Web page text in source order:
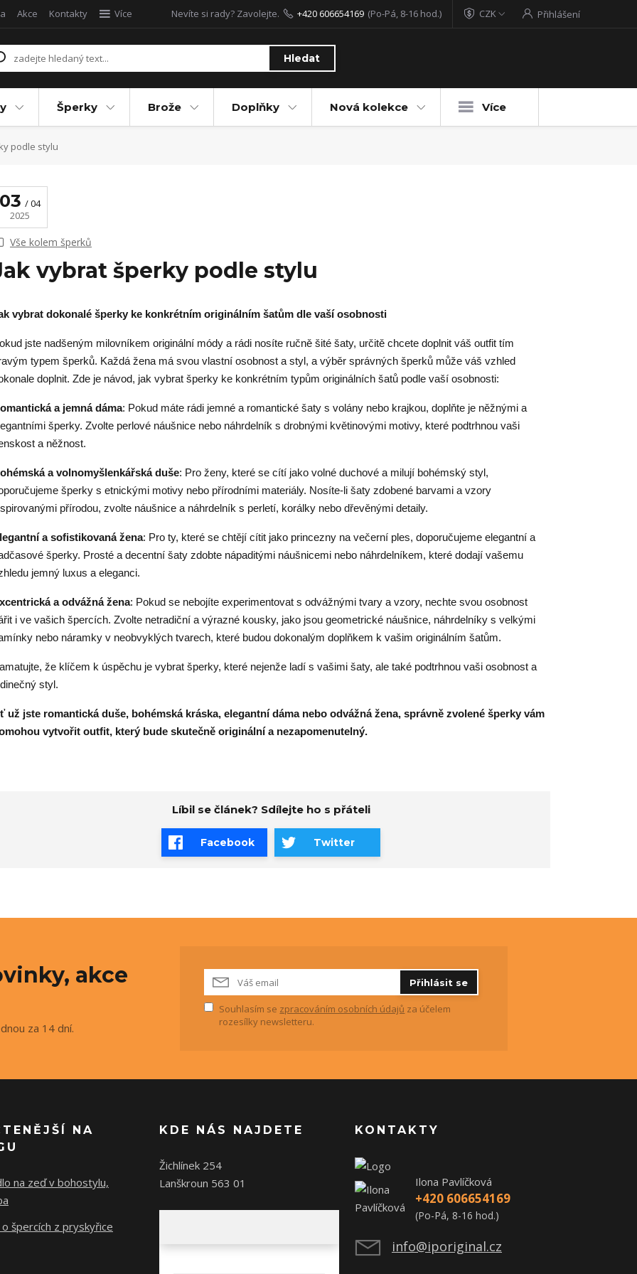
Akce Kontakty Více CZK Přihlášení
Hledat
Nevíte si rady? Zavolejte. +420 606654169 (Po-Pá, 8-16 hod.)
Šperky Brože Doplňky Nová kolekce Více
podle stylu
03
04
2025
Vše kolem šperků
vybrat šperky podle stylu
vybrat dokonalé šperky ke konkrétním originálním šatům dle vaší osobnosti
jste nadšeným milovníkem originální módy a rádi nosíte ručně šité šaty, určitě chcete doplnit váš outfit tím
typem šperků. Každá žena má svou vlastní osobnost a styl, a výběr správných šperků může váš vzhled
doplnit. Zde je návod, jak vybrat šperky ke konkrétním typům originálních šatů podle vaší osobnosti:
a jemná dáma: Pokud máte rádi jemné a romantické šaty s volány nebo krajkou, doplňte je něžnými a
šperky. Zvolte perlové náušnice nebo náhrdelník s drobnými květinovými motivy, které podtrhnou vaši
a něžnost.
a volnomyšlenkářská duše: Pro ženy, které se cítí jako volné duchové a milují bohémský styl,
šperky s etnickými motivy nebo přírodními materiály. Nosíte-li šaty zdobené barvami a vzory
přírodou, zvolte náušnice a náhrdelník s perletí, korálky nebo dřevěnými detaily.
a sofistikovaná žena: Pro ty, které se chtějí cítit jako princezny na večerní ples, doporučujeme elegantní a
šperky. Prosté a decentní šaty zdobte nápaditými náušnicemi nebo náhrdelníkem, které dodají vašemu
jemný luxus a eleganci.
a odvážná žena: Pokud se nebojíte experimentovat s odvážnými tvary a vzory, nechte svou osobnost
i ve vašich špercích. Zvolte netradiční a výrazné kousky, jako jsou geometrické náušnice, náhrdelníky s velkými
nebo náramky v neobvyklých tvarech, které budou dokonalým doplňkem k vašim originálním šatům.
že klíčem k úspěchu je vybrat šperky, které nejenže ladí s vašimi šaty, ale také podtrhnou vaši osobnost a
styl.
už jste romantická duše, bohémská kráska, elegantní dáma nebo odvážná žena, správně zvolené šperky vám
vytvořit outfit, který bude skutečně originální a nezapomenutelný.
Líbil se článek? Sdílejte ho s přáteli
Facebook Twitter
akce
za 14 dní.
Přihlásit se
Souhlasím se zpracováním osobních údajů za účelem
rozesílky newsletteru.
NA
na zeď v bohostylu,
o špercích z pryskyřice
KDE NÁS NAJDETE
Žichlínek 254
Lanškroun 563 01
KONTAKTY
Ilona Pavlíčková
+420 606654169
(Po-Pá, 8-16 hod.)
info@iporiginal.cz